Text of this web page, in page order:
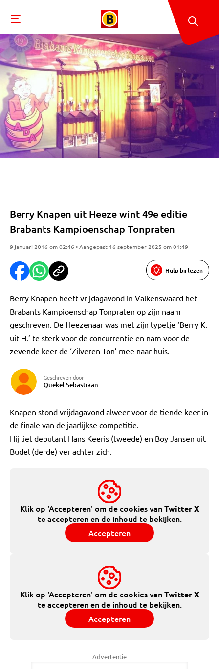
Berry Knapen uit Heeze wint 49e editie
Brabants Kampioenschap Tonpraten
9 januari 2016 om 02:46 • Aangepast 16 september 2025 om 01:49
Hulp bij lezen
Berry Knapen heeft vrijdagavond in Valkenswaard het
Brabants Kampioenschap Tonpraten op zijn naam
geschreven. De Heezenaar was met zijn typetje ‘Berry K.
uit H.’ te sterk voor de concurrentie en nam voor de
zevende keer de ‘Zilveren Ton’ mee naar huis.
Geschreven door
Quekel Sebastiaan
Knapen stond vrijdagavond alweer voor de tiende keer in
de finale van de jaarlijkse competitie.
Hij liet debutant Hans Keeris (tweede) en Boy Jansen uit
Budel (derde) ver achter zich.
Klik op 'Accepteren' om de cookies vanTwitter X
te accepteren en de inhoud te bekijken.
Accepteren
Klik op 'Accepteren' om de cookies vanTwitter X
te accepteren en de inhoud te bekijken.
Accepteren
Advertentie